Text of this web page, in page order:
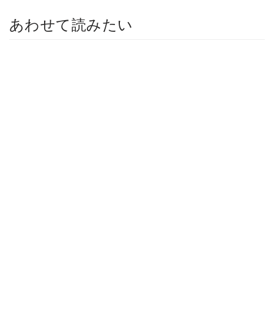
あわせて読みたい